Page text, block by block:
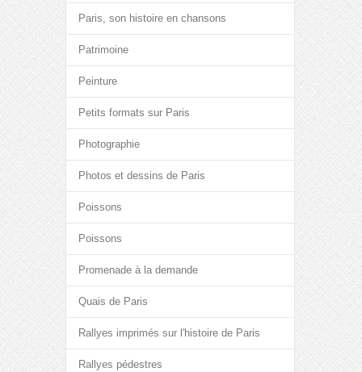
Paris, son histoire en chansons
Patrimoine
Peinture
Petits formats sur Paris
Photographie
Photos et dessins de Paris
Poissons
Poissons
Promenade à la demande
Quais de Paris
Rallyes imprimés sur l'histoire de Paris
Rallyes pédestres